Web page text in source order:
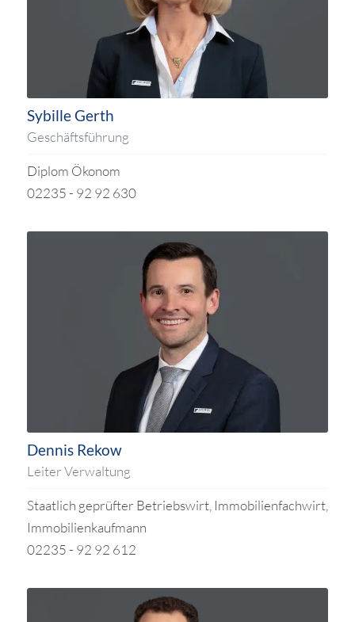
Sybille Gerth
Geschäftsführung
Diplom Ökonom
02235 - 92 92 630
Dennis Rekow
Leiter Verwaltung
Staatlich geprüfter Betriebswirt, Immobilienfachwirt,
Immobilienkaufmann
02235 - 92 92 612